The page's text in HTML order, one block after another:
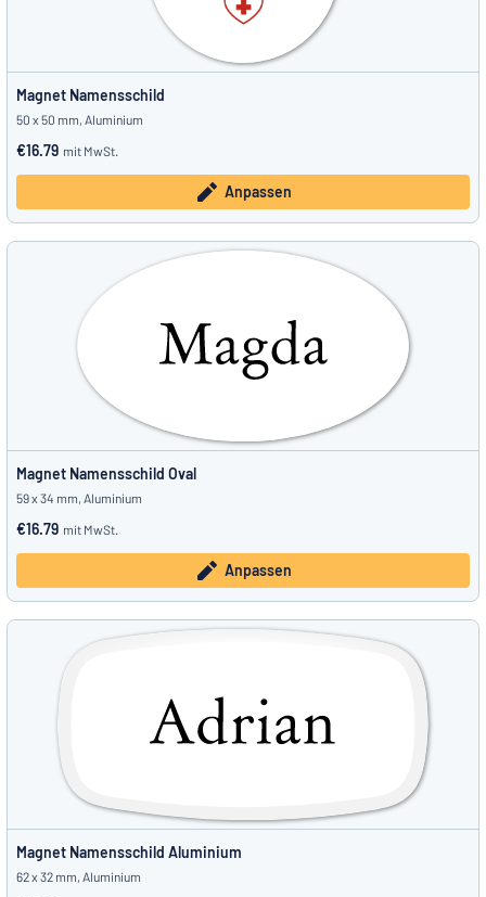
Magnet Namensschild
50 x 50 mm, Aluminium
€16.79 mit MwSt.
Anpassen
Magnet Namensschild Oval
59 x 34 mm, Aluminium
€16.79 mit MwSt.
Anpassen
Magnet Namensschild Aluminium
62 x 32 mm, Aluminium